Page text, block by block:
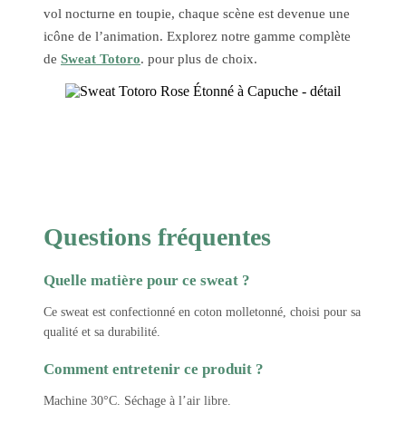
vol nocturne en toupie, chaque scène est devenue une
icône de l’animation. Explorez notre gamme complète
de Sweat Totoro. pour plus de choix.
Questions fréquentes
Quelle matière pour ce sweat ?
Ce sweat est confectionné en coton molletonné, choisi pour sa
qualité et sa durabilité.
Comment entretenir ce produit ?
Machine 30°C. Séchage à l’air libre.